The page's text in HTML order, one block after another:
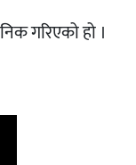
गरिएको हो ।